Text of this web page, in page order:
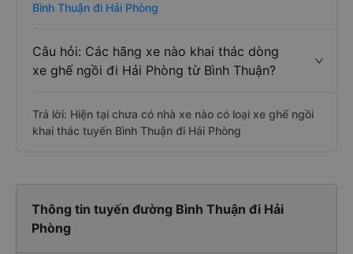
Bình Thuận đi Hải Phòng
Câu hỏi: Các hãng xe nào khai thác dòng
xe ghế ngồi đi Hải Phòng từ Bình Thuận?
Trả lời: Hiện tại chưa có nhà xe nào có loại xe ghế ngồi
khai thác tuyến Bình Thuận đi Hải Phòng
Thông tin tuyến đường Bình Thuận đi Hải
Phòng